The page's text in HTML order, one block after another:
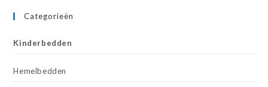
Categorieën
Kinderbedden
Hemelbedden